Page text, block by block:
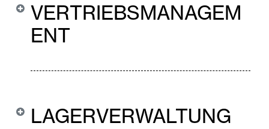
VERTRIEBSMANAGEM
ENT
LAGERVERWALTUNG